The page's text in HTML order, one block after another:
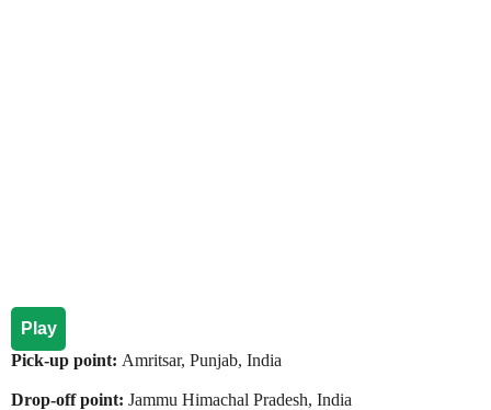
Play
Pick-up point: Amritsar, Punjab, India
Drop-off point: Jammu Himachal Pradesh, India